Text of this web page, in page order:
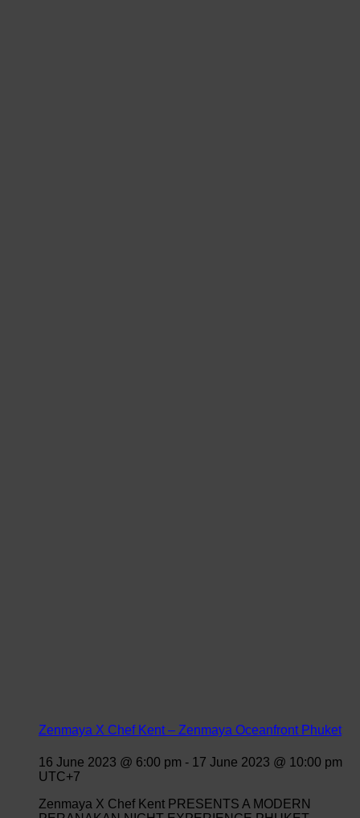
Zenmaya X Chef Kent – Zenmaya Oceanfront Phuket
16 June 2023 @ 6:00 pm - 17 June 2023 @ 10:00 pm
UTC+7
Zenmaya X Chef Kent PRESENTS A MODERN